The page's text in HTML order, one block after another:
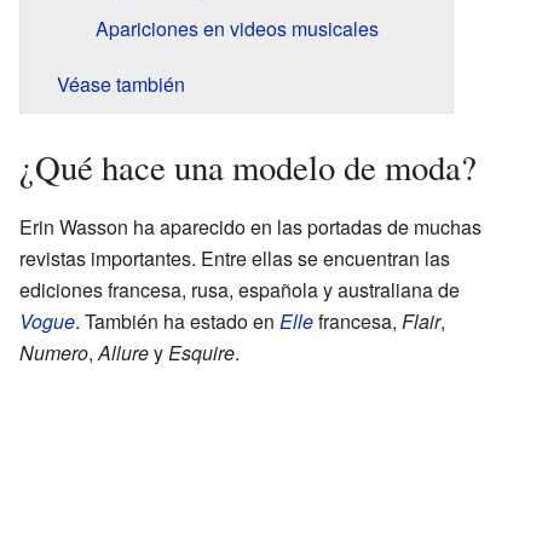
Apariciones en videos musicales
Véase también
¿Qué hace una modelo de moda?
Erin Wasson ha aparecido en las portadas de muchas
revistas importantes. Entre ellas se encuentran las
ediciones francesa, rusa, española y australiana de
Vogue. También ha estado en Ellefrancesa, Flair,
Numero,AllureyEsquire.